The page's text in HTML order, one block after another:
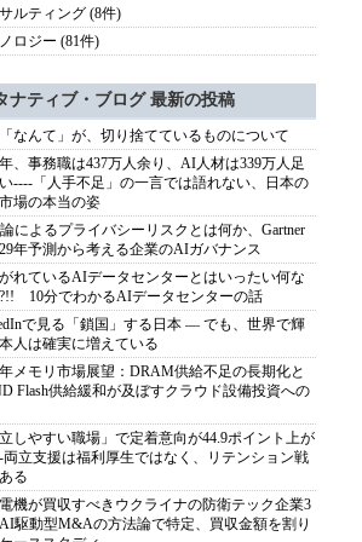
ルティング (8件)
ロジー (81件)
ナティブ・ブログ 最新の投稿
なんて」が、切り捨てているものについて
、事務職は437万人余り、AI人材は339万人足
----「人手不足」の一言では語れない、日本の
場の本当の姿
によるプライバシーリスクとは何か、Gartner
年予測から考える企業のAIガバナンス
れているAIデータセンターとはいったい何な
10分でわかるAIデータセンターの話
で見る「鎖国」する日本 ― でも、世界で輝
人は確実に増えている
メモリ市場展望：DRAM供給不足の長期化と
Flash供給緩和が及ぼすクラウド設備投資への
しやすい職場」で定着意向が44.9ポイント上が
両立支援は福利厚生ではなく、リテンション戦
る
機が買収すべきウクライナの防衛テック企業3
駆動型M&Aの方法論で特定、買収金額を割り